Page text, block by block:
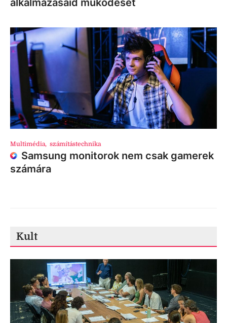
alkalmazásaid működését
Multimédia, számítástechnika
Samsung monitorok nem csak gamerek
számára
Kult